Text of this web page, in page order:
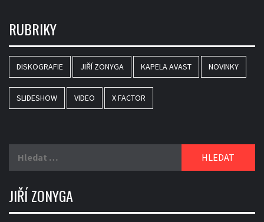
RUBRIKY
DISKOGRAFIE JIŘÍ ZONYGA KAPELA AVAST NOVINKY
SLIDESHOW VIDEO X FACTOR
JIŘÍ ZONYGA